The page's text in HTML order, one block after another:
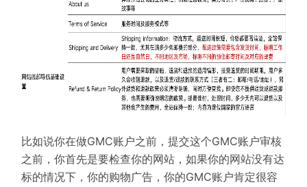
比如说你在做GMC账户之前，提交这个GMC账户审核
之前，你首先是要检查你的网站，如果你的网站没有达
标的情况下，你的购物广告，你的GMC账户肯定很容